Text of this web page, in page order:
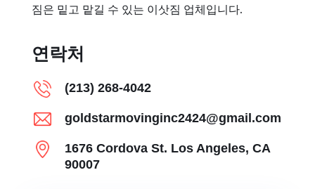
짐은 밑고 맡길 수 있는 이삿짐 업체입니다.
연락처
(213) 268-4042
goldstarmovinginc2424@gmail.com
1676 Cordova St. Los Angeles, CA
90007